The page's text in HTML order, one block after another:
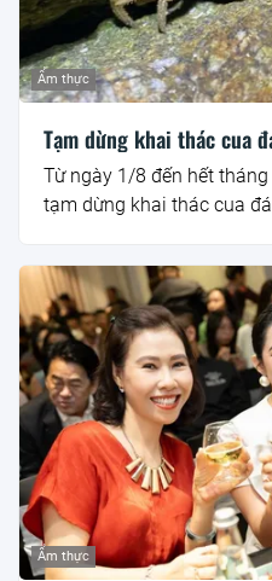
Ẩm thực
Tạm dừng khai thác cua
Từ ngày 1/8 đến hết
tạm dừng khai thác cua
Ẩm thực